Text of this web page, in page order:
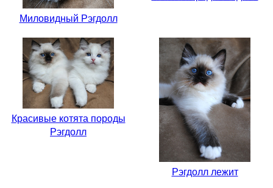
Миловидный Рэгдолл
Красивые котята породы
Рэгдолл
Рэгдолл лежит